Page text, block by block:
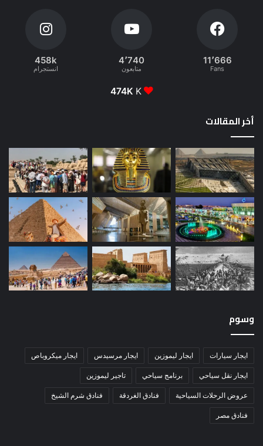
11٬666
Fans
4٬740
متابعون
458k
انستجرام
474K K
أخر المقالات
وسوم
ايجار سيارات ايجار ليموزين ايجار مرسيدس ايجار ميكروباص
ايجار نقل سياحي برنامج سياحي تاجير ليموزين
عروض الرحلات السياحية فنادق الغردقة فنادق شرم الشيخ
فنادق مصر